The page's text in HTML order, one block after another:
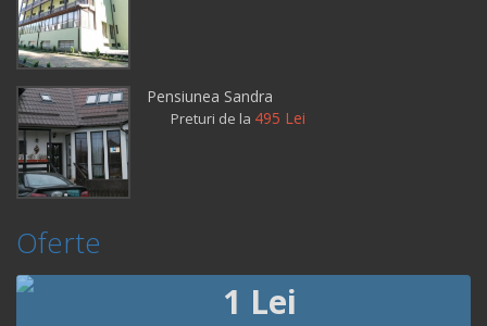
Pensiunea Sandra
Preturi de la 495 Lei
Oferte
1 Lei